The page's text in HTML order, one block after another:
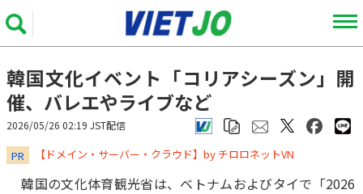
韓国文化イベント「コリアシーズン」開
催、バレエやライブなど
2026/05/26 02:19 JST配信
PR ​​​​​​​【ドメイン・サーバー・クラウド】by チロロネットVN
韓国の文化体育観光省は、ベトナムおよびタイで「2026